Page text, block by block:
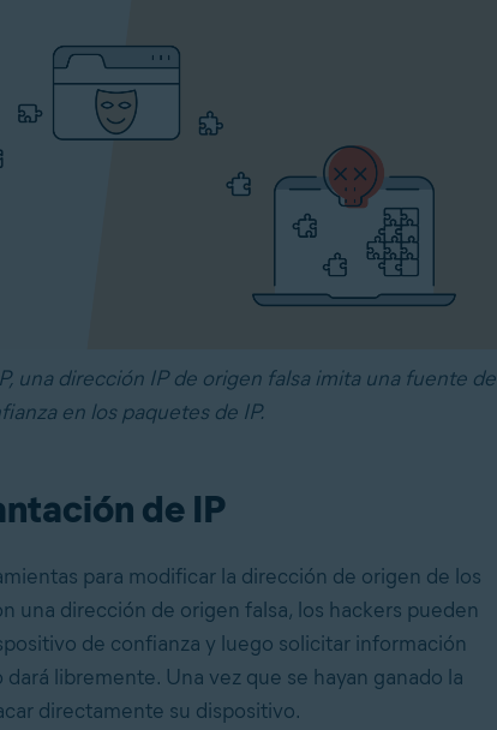
una dirección IP de origen falsa imita una fuente de
en los paquetes de IP.
de IP
para modificar la dirección de origen de los
una dirección de origen falsa, los hackers pueden
de confianza y luego solicitar información
libremente. Una vez que se hayan ganado la
directamente su dispositivo.